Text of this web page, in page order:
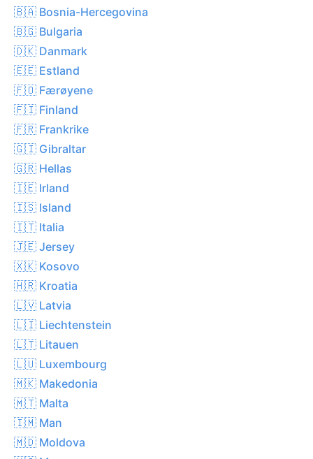
🇧🇦 Bosnia-Hercegovina
🇧🇬 Bulgaria
🇩🇰 Danmark
🇪🇪 Estland
🇫🇴 Færøyene
🇫🇮 Finland
🇫🇷 Frankrike
🇬🇮 Gibraltar
🇬🇷 Hellas
🇮🇪 Irland
🇮🇸 Island
🇮🇹 Italia
🇯🇪 Jersey
🇽🇰 Kosovo
🇭🇷 Kroatia
🇱🇻 Latvia
🇱🇮 Liechtenstein
🇱🇹 Litauen
🇱🇺 Luxembourg
🇲🇰 Makedonia
🇲🇹 Malta
🇮🇲 Man
🇲🇩 Moldova